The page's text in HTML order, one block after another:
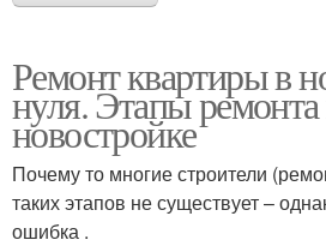
Ремонт квартиры в
нуля. Этапы ремонта
новостройке
Почему то многие строители
таких этапов не существует –
ошибка .